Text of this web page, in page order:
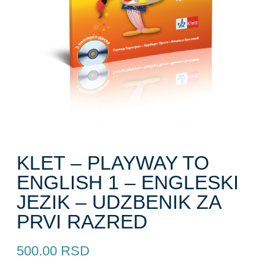
KLET – PLAYWAY TO
ENGLISH 1 – ENGLESKI
JEZIK – UDZBENIK ZA
PRVI RAZRED
500.00 RSD